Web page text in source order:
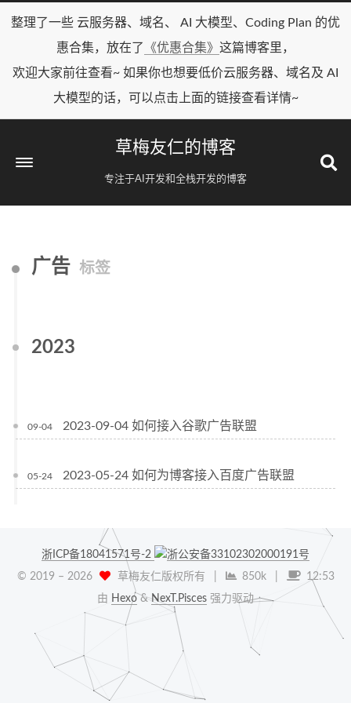
整理了一些 云服务器、域名、 AI 大模型、Coding Plan 的优
惠合集，放在了
《优惠合集》 这篇博客里，
欢迎大家前往查看~ 如果你也想要低价云服务器、域名及 AI
大模型的话，可以点击上面的链接查看详情~
草梅友仁的博客
专注于AI开发和全栈开发的博客
广告 标签
2023
09-04 2023-09-04 如何接入谷歌广告联盟
05-24 2023-05-24 如何为博客接入百度广告联盟
浙ICP备18041571号-2
浙公安备33102302000191号
© 2019 – 2026 草梅友仁版权所有 850k
12:53
由 Hexo &NexT.Pisces 强力驱动